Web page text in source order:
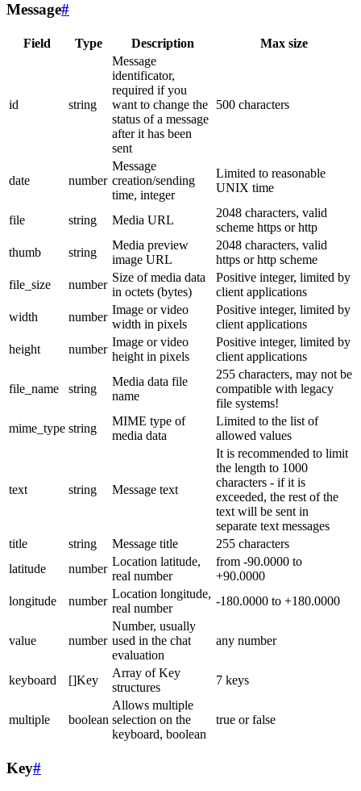
Message#
Field Type Description Max size
id string
Message
identificator,
required if you
want to change the
status of a message
after it has been
sent
500 characters
date number
Message
creation/sending
time, integer
Limited to reasonable
UNIX time
file string Media URL
2048 characters, valid
scheme https or http
thumb
string
Media preview
image URL
2048 characters, valid
https or http scheme
file_size
number
Size of media data
in octets (bytes)
Positive integer, limited by
client applications
width
number
Image or video
width in pixels
Positive integer, limited by
client applications
height
number
Image or video
height in pixels
Positive integer, limited by
client applications
file_name string
Media data file
name
255 characters, may not be
compatible with legacy
file systems!
mime_type string
MIME type of
media data
Limited to the list of
allowed values
text string Message text
It is recommended to limit
the length to 1000
characters - if it is
exceeded, the rest of the
text will be sent in
separate text messages
title
string Message title
255 characters
latitude
number
Location latitude,
real number
from -90.0000 to
+90.0000
longitude
number
Location longitude,
real number
-180.0000 to +180.0000
value number
Number, usually
used in the chat
evaluation
any number
keyboard []Key
Array of Key
structures
7 keys
multiple boolean
Allows multiple
selection on the
keyboard, boolean
true or false
Key#